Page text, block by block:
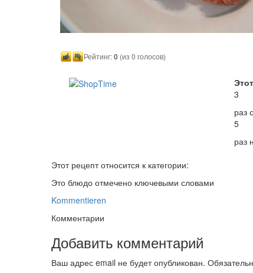
Рейтинг:0 (из 0 голосов)
3
раз
5
раз
Этот рецепт относится к категории:
Это блюдо отмечено ключевыми словами
Kommentieren
Комментарии
Добавить комментарий
Ваш адрес email не будет опубликован.